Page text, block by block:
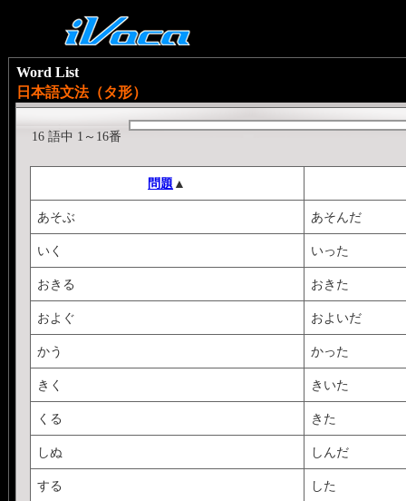
Word List
日本語文法（タ形）
16 語中 1～16番
問題 ▲
あそぶ あそんだ
いく いった
おきる おきた
およぐ およいだ
かう かった
きく きいた
くる きた
しぬ しんだ
する した